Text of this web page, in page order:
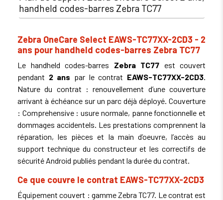
handheld codes-barres Zebra TC77
Zebra OneCare Select EAWS-TC77XX-2CD3 - 2
ans pour handheld codes-barres Zebra TC77
Le handheld codes-barres Zebra TC77 est couvert
pendant 2 ans par le contrat EAWS-TC77XX-2CD3
Nature du contrat : renouvellement d’une couverture
arrivant à échéance sur un parc déjà déployé. Couverture
: Comprehensive : usure normale, panne fonctionnelle et
dommages accidentels. Les prestations comprennent la
réparation, les pièces et la main d’oeuvre, l’accès au
support technique du constructeur et les correctifs de
sécurité Android publiés pendant la durée du contrat.
Ce que couvre le contrat EAWS-TC77XX-2CD3
Équipement couvert : gamme Zebra TC77. Le contrat est